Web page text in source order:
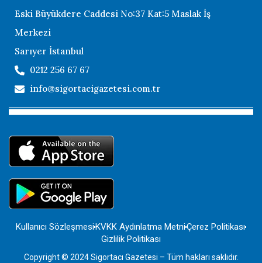
Eski Büyükdere Caddesi No:37 Kat:5 Maslak İş
Merkezi
Sarıyer İstanbul
0212 256 67 67
info@sigortacigazetesi.com.tr
Kullanıcı SözleşmesiKVKK Aydınlatma MetniÇerez Politikası
Gizlilik Politikası
Copyright © 2024 Sigortacı Gazetesi – Tüm hakları saklıdır.